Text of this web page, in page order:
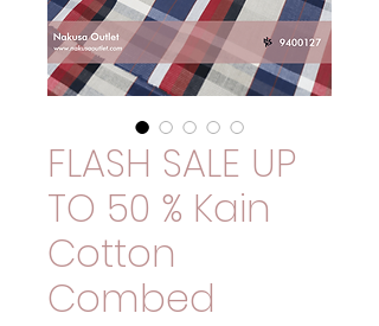
FLASH SALE UP
TO 50 % Kain
Cotton
Combed